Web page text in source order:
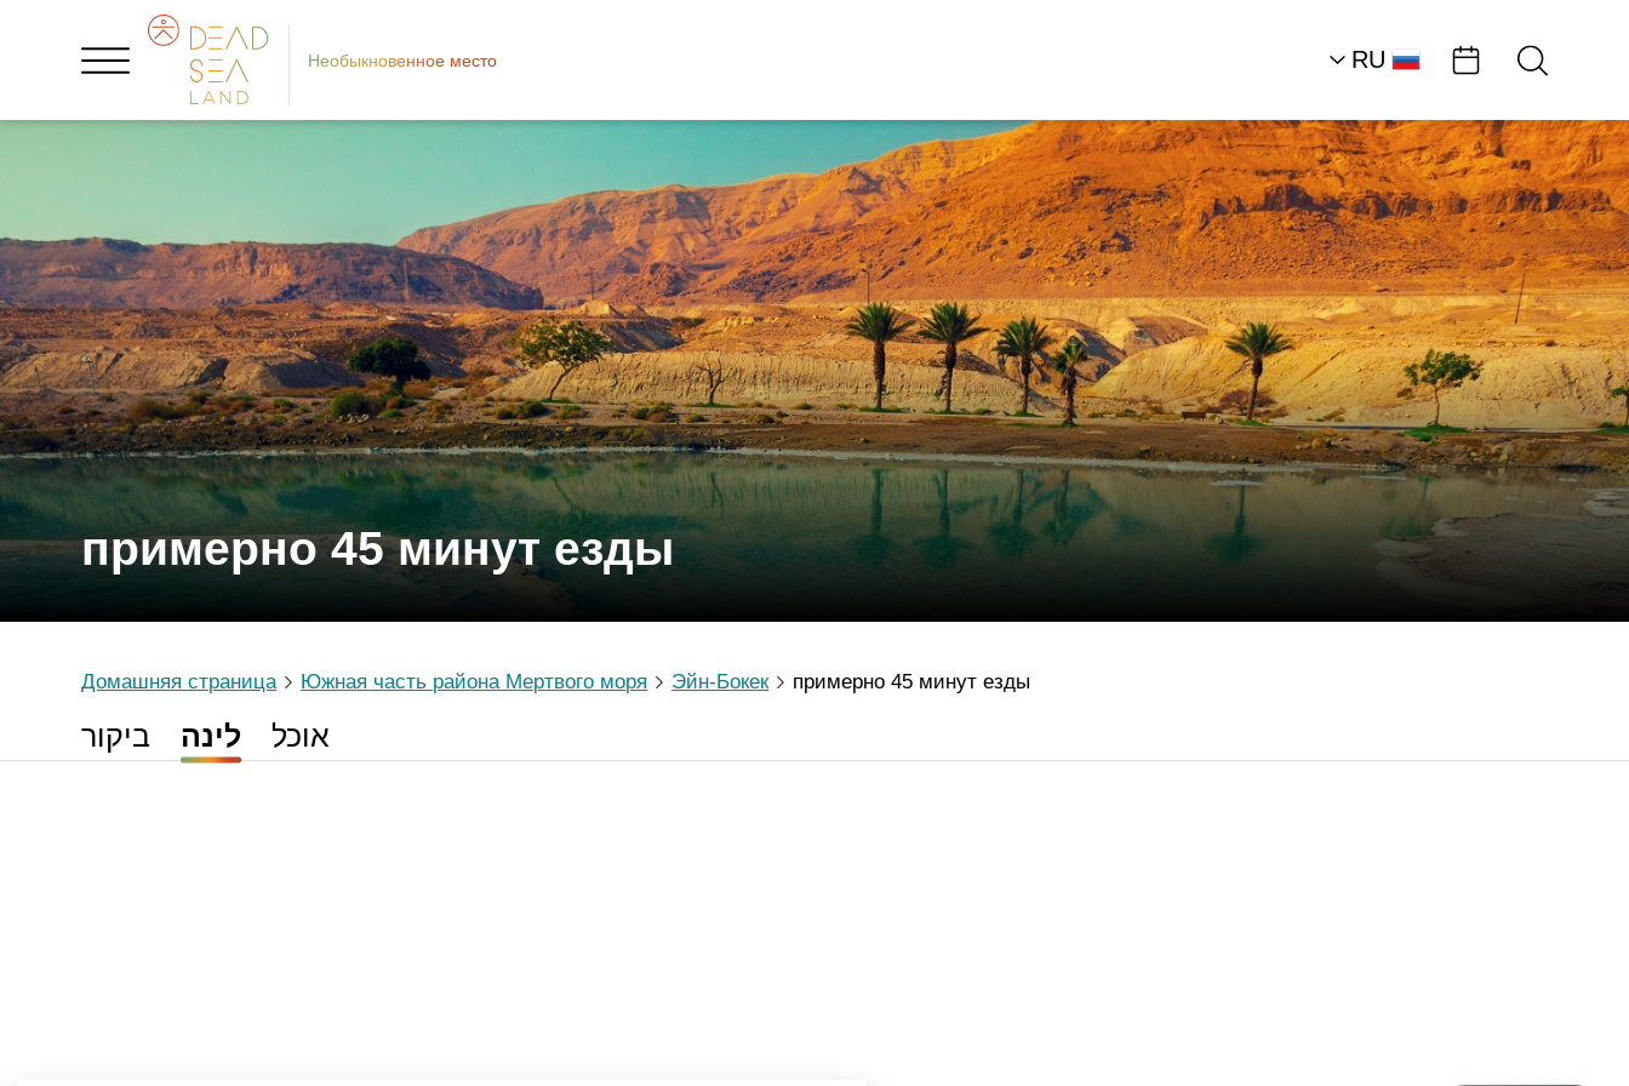
Необыкновенное место
RU
EN
примерно 45 минут езды
Домашняя страница Южная часть района Мертвого моря Эйн-Бокек примерно 45 минут езды
ביקור לינה אוכל
Пустынное плато
Ambassadors
Бутик-пивоварня
«Шита» («Акация»)